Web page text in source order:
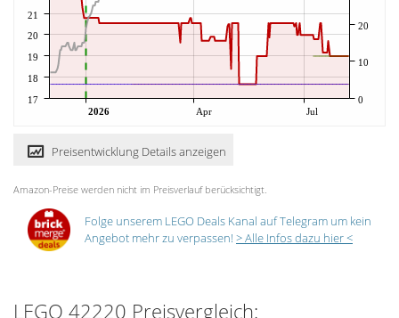
2026 Apr Jul
17
18
19
20
21
0
10
20
Preisentwicklung Details anzeigen
Amazon-Preise werden nicht im Preisverlauf berücksichtigt.
Folge unserem LEGO Deals Kanal auf Telegram um kein
Angebot mehr zu verpassen! > Alle Infos dazu hier <
LEGO 42220 Preisvergleich: